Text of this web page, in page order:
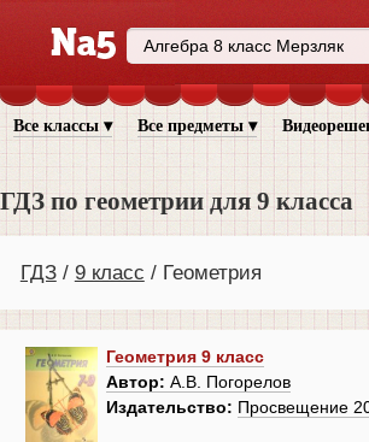
Все классы ▾ Все предметы ▾
ГДЗ по геометрии для 9 класса
ГДЗ 9 класс Геометрия
Геометрия 9 класс
Автор: А.В. Погорелов
Издательство: Просвещение